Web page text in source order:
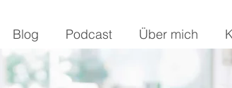
Blog Podcast Über mich